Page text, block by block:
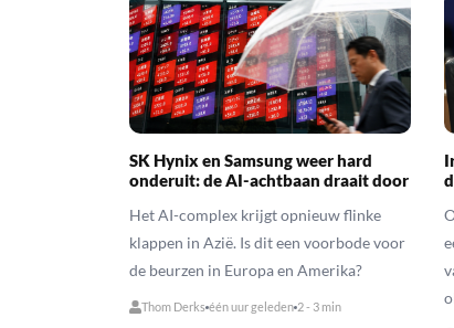
SK Hynix en Samsung weer hard
onderuit: de AI-achtbaan draait door
Het AI-complex krijgt opnieuw flinke
klappen in Azië. Is dit een voorbode voor
de beurzen in Europa en Amerika?
Thom Derks één uur geleden 2 - 3 min